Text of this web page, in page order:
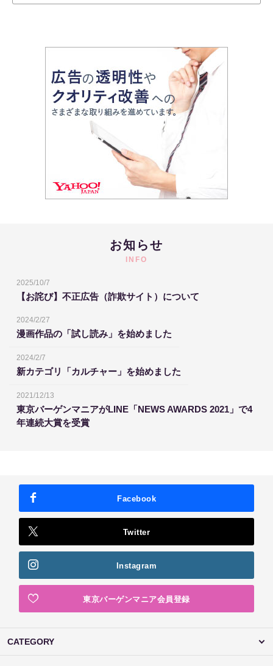
お知らせ
INFO
2025/10/7
【お詫び】不正広告（詐欺サイト）について
2024/2/27
漫画作品の「試し読み」を始めました
2024/2/7
新カテゴリ「カルチャー」を始めました
2021/12/13
東京バーゲンマニアがLINE「NEWS AWARDS 2021」で4
年連続大賞を受賞
Facebook
Twitter
Instagram
東京バーゲンマニア会員登録
CATEGORY